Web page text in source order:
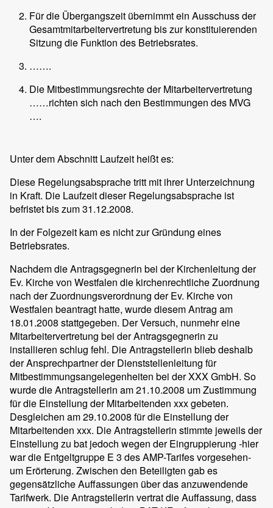
Für die Übergangszeit übernimmt ein Ausschuss der
Gesamtmitarbeitervertretung bis zur konstituierenden
Sitzung die Funktion des Betriebsrates.
…….
Die Mitbestimmungsrechte der Mitarbeitervertretung
……richten sich nach den Bestimmungen des MVG
….
Unter dem Abschnitt Laufzeit heißt es:
Diese Regelungsabsprache tritt mit ihrer Unterzeichnung
in Kraft. Die Laufzeit dieser Regelungsabsprache ist
befristet bis zum 31.12.2008.
In der Folgezeit kam es nicht zur Gründung eines
Betriebsrates.
Nachdem die Antragsgegnerin bei der Kirchenleitung der
Ev. Kirche von Westfalen die kirchenrechtliche Zuordnung
nach der Zuordnungsverordnung der Ev. Kirche von
Westfalen beantragt hatte, wurde diesem Antrag am
18.01.2008 stattgegeben. Der Versuch, nunmehr eine
Mitarbeitervertretung bei der Antragsgegnerin zu
installieren schlug fehl. Die Antragstellerin blieb deshalb
der Ansprechpartner der Dienststellenleitung für
Mitbestimmungsangelegenheiten bei der XXX GmbH. So
wurde die Antragstellerin am 21.10.2008 um Zustimmung
für die Einstellung der Mitarbeitenden xxx gebeten.
Desgleichen am 29.10.2008 für die Einstellung der
Mitarbeitenden xxx. Die Antragstellerin stimmte jeweils der
Einstellung zu bat jedoch wegen der Eingruppierung -hier
war die Entgeltgruppe E 3 des AMP-Tarifes vorgesehen-
um Erörterung. Zwischen den Beteiligten gab es
gegensätzliche Auffassungen über das anzuwendende
Tarifwerk. Die Antragstellerin vertrat die Auffassung, dass